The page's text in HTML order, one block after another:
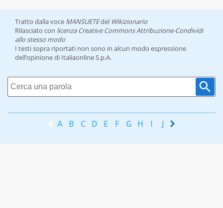
Tratto dalla voce MANSUETEdel Wikizionario
Rilasciato con licenza Creative Commons Attribuzione-Condividi
allo stesso modo
I testi sopra riportati non sono in alcun modo espressione
dell’opinione di Italiaonline S.p.A.
A B C D E F G H I J K